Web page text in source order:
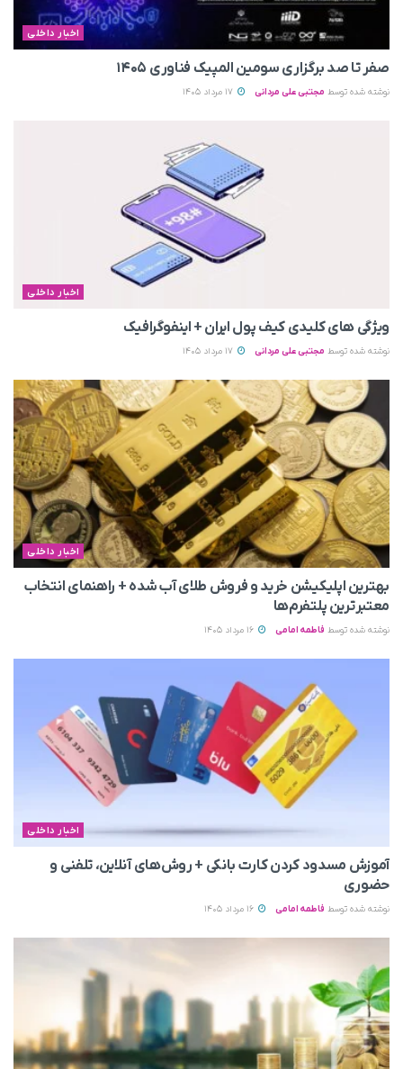
اخبار داخلی
صفر تا صد برگزاری سومین المپیک فناوری ۱۴۰۵
نوشته شده توسط مجتبی علی مردانی
اخبار داخلی
ویژگی های کلیدی کیف پول ایران + اینفوگرافیک
نوشته شده توسط مجتبی علی مردانی
اخبار داخلی
بهترین اپلیکیشن خرید و فروش طلای آب شده + راهنمای انتخاب
معتبرترین پلتفرم‌ها
نوشته شده توسط فاطمه امامی
اخبار داخلی
آموزش مسدود کردن کارت بانکی + روش‌های آنلاین، تلفنی و
حضوری
نوشته شده توسط فاطمه امامی